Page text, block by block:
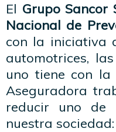
El Grupo Sancor
Nacional de
con la iniciativa
automotrices,
uno tiene con
Aseguradora
reducir uno de
nuestra